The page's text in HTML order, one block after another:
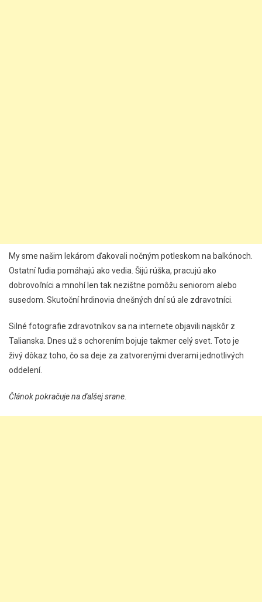
My sme našim lekárom ďakovali nočným potleskom na balkónoch.
Ostatní ľudia pomáhajú ako vedia. Šijú rúška, pracujú ako
dobrovoľníci a mnohí len tak nezištne pomôžu seniorom alebo
susedom. Skutoční hrdinovia dnešných dní sú ale zdravotníci.
Silné fotografie zdravotníkov sa na internete objavili najskôr z
Talianska. Dnes už s ochorením bojuje takmer celý svet. Toto je
živý dôkaz toho, čo sa deje za zatvorenými dverami jednotlivých
oddelení.
Článok pokračuje na ďalšej srane.